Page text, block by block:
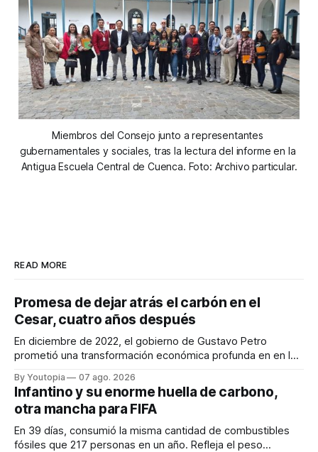
Miembros del Consejo junto a representantes
gubernamentales y sociales, tras la lectura del informe en la
Antigua Escuela Central de Cuenca. Foto: Archivo particular.
READ MORE
Promesa de dejar atrás el carbón en el
Cesar, cuatro años después
En diciembre de 2022, el gobierno de Gustavo Petro
prometió una transformación económica profunda en en la
By Youtopia 07 ago. 2026
Infantino y su enorme huella de carbono,
otra mancha para FIFA
En 39 días, consumió la misma cantidad de combustibles
fósiles que 217 personas en un año. Refleja el peso